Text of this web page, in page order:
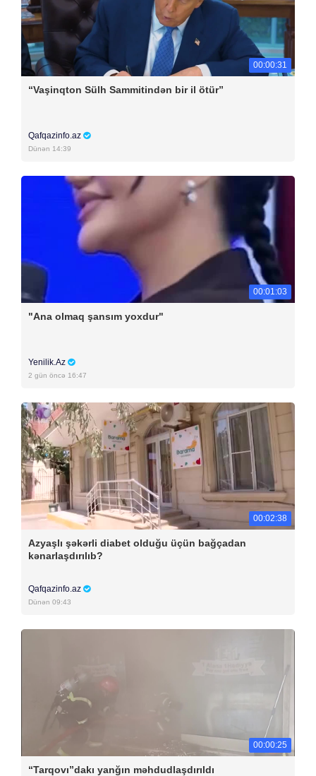
00:00:31
“Vaşinqton Sülh Sammitindən bir il ötür”
Qafqazinfo.az
Dünən 14:39
00:01:03
"Ana olmaq şansım yoxdur"
Yenilik.Az
2 gün öncə 16:47
00:02:38
Azyaşlı şəkərli diabet olduğu üçün bağçadan
kənarlaşdırılıb?
Qafqazinfo.az
Dünən 09:43
00:00:25
“Tarqovı”dakı yanğın məhdudlaşdırıldı